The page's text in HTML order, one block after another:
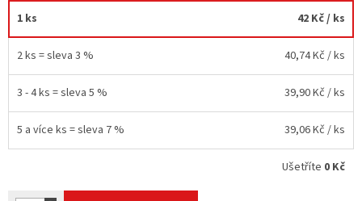
1 ks 42 Kč/ ks
2 ks = sleva 3 % 40,74 Kč / ks
3 - 4 ks = sleva 5 % 39,90 Kč / ks
5 a více ks = sleva 7 % 39,06 Kč / ks
Ušetříte 0 Kč